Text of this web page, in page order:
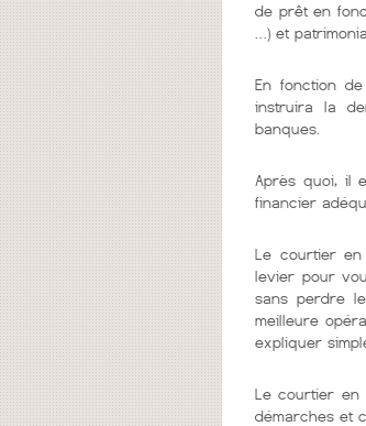
de prêt en
…) et
En fonction
instruira la
banques.
Après quoi, il
financier
Le courtier
levier pour
sans perdre
meilleure
expliquer
Le courtier en
démarches et